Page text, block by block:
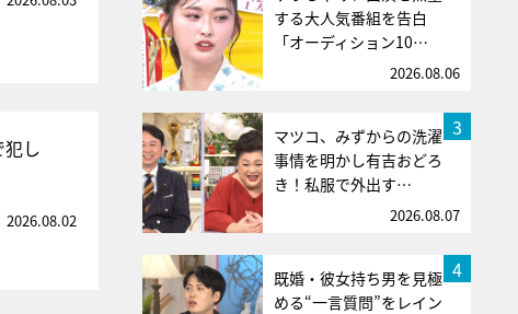
し
2026.08.02
する大人気番組を告白
「オーディション10…
2026.08.06
3
マツコ、みずからの洗濯
事情を明かし有吉おどろ
き！私服で外出す…
2026.08.07
4
既婚・彼女持ち男を見極
める“一言質問”をレイン